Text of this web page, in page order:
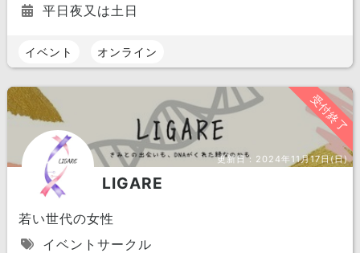
平日夜又は土日
イベント オンライン
受付終了
更新日： 2024年11月17日(日)
LIGARE
若い世代の女性
イベントサークル